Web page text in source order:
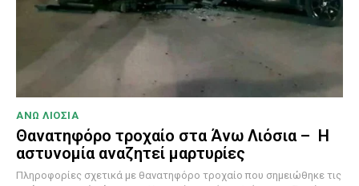
ΑΝΩ ΛΙΟΣΙΑ
Θανατηφόρο τροχαίο στα Άνω Λιόσια – Η
αστυνομία αναζητεί μαρτυρίες
Πληροφορίες σχετικά με θανατηφόρο τροχαίο που σημειώθηκε τις